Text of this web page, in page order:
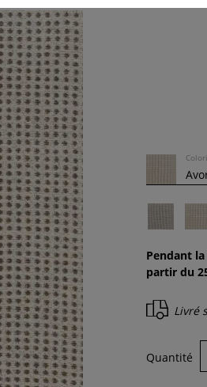
Pendant
partir du
Livré
Quantité